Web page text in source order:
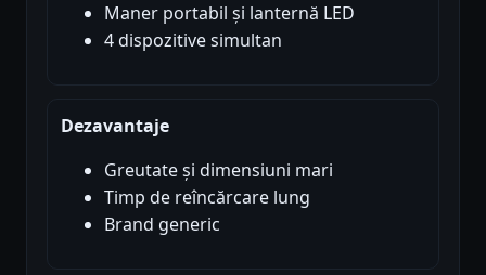
Maner portabil și lanternă LED
4 dispozitive simultan
Dezavantaje
Greutate și dimensiuni mari
Timp de reîncărcare lung
Brand generic